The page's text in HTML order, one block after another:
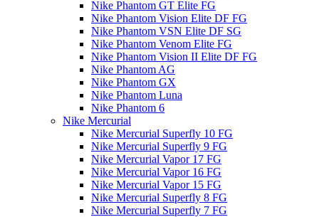
Nike Phantom GT Elite FG
Nike Phantom Vision Elite DF FG
Nike Phantom VSN Elite DF SG
Nike Phantom Venom Elite FG
Nike Phantom Vision II Elite DF FG
Nike Phantom AG
Nike Phantom GX
Nike Phantom Luna
Nike Phantom 6
Nike Mercurial
Nike Mercurial Superfly 10 FG
Nike Mercurial Superfly 9 FG
Nike Mercurial Vapor 17 FG
Nike Mercurial Vapor 16 FG
Nike Mercurial Vapor 15 FG
Nike Mercurial Superfly 8 FG
Nike Mercurial Superfly 7 FG